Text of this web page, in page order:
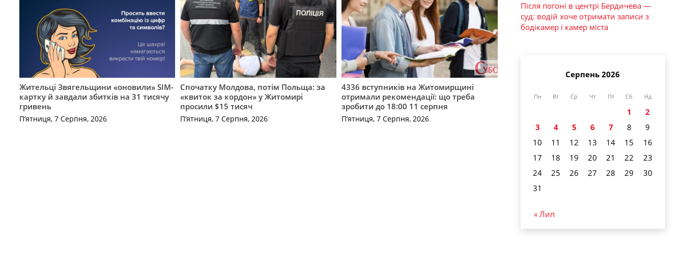
Жительці Звягельщини «оновили» SIM-
картку й завдали збитків на 31 тисячу
гривень
П’ятниця, 7 Серпня, 2026
Спочатку Молдова, потім Польща: за
«квиток за кордон» у Житомирі
просили $15 тисяч
П’ятниця, 7 Серпня, 2026
4336 вступників на Житомирщині
отримали рекомендації: що треба
зробити до 18:00 11 серпня
П’ятниця, 7 Серпня, 2026
Після погоні в центрі Бердичева —
суд: водій хоче отримати записи з
бодікамер і камер міста
Серпень 2026
Пн Вт Ср Чт Пт Сб Нд
1
2
3
4 5 6 7 8
9
10
11 12 13 14 15
16
17
18 19 20 21 22
23
24
25 26 27 28 29
30
31
« Лип